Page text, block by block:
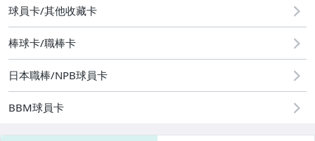
球員卡/其他收藏卡
棒球卡/職棒卡
日本職棒/NPB球員卡
BBM球員卡